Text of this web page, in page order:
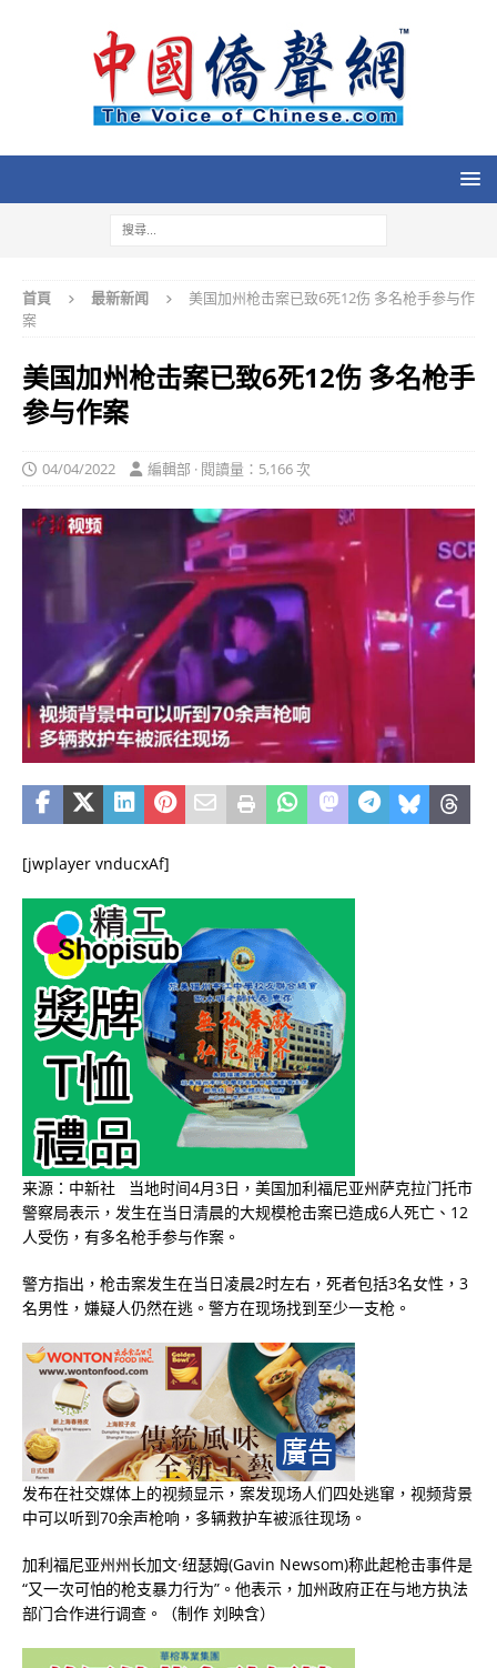
首頁 最新新闻
美国加州枪击案已致6死12伤 多名枪手参与作
案
美国加州枪击案已致6死12伤 多名枪手
参与作案
04/04/2022 編輯部 · 閱讀量：5,166 次
[jwplayer vnducxAf]
来源：中新社 当地时间4月3日，美国加利福尼亚州萨克拉门托市
警察局表示，发生在当日清晨的大规模枪击案已造成6人死亡、12
人受伤，有多名枪手参与作案。
警方指出，枪击案发生在当日凌晨2时左右，死者包括3名女性，3
名男性，嫌疑人仍然在逃。警方在现场找到至少一支枪。
发布在社交媒体上的视频显示，案发现场人们四处逃窜，视频背景
中可以听到70余声枪响，多辆救护车被派往现场。
加利福尼亚州州长加文·纽瑟姆(Gavin Newsom)称此起枪击事件是
“又一次可怕的枪支暴力行为”。他表示，加州政府正在与地方执法
部门合作进行调查。（制作 刘映含）